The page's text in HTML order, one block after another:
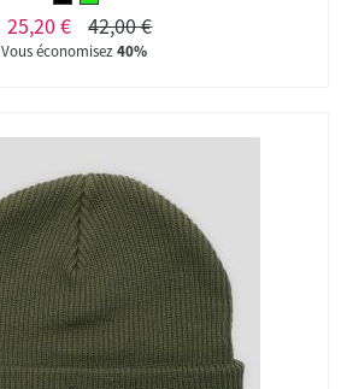
25,20 € 42,00 €
Vous économisez40%